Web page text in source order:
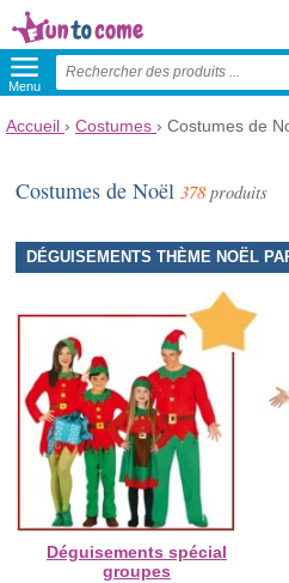
Menu
Accueil › Costumes › Costumes de
Costumes de Noël378 produits
DÉGUISEMENTS THÈME NOËL
Déguisements spécial
groupes